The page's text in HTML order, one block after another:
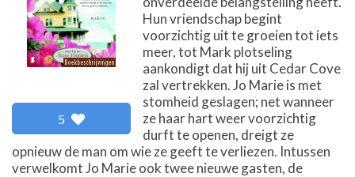
5
Hun vriendschap begint
voorzichtig uit te groeien tot iets
meer, tot Mark plotseling
aankondigt dat hij uit Cedar Cove
zal vertrekken. Jo Marie is met
stomheid geslagen; net wanneer
ze haar hart weer voorzichtig
durft te openen, dreigt ze
opnieuw de man om wie ze geeft te verliezen. Intussen
verwelkomt Jo Marie ook twee nieuwe gasten, de